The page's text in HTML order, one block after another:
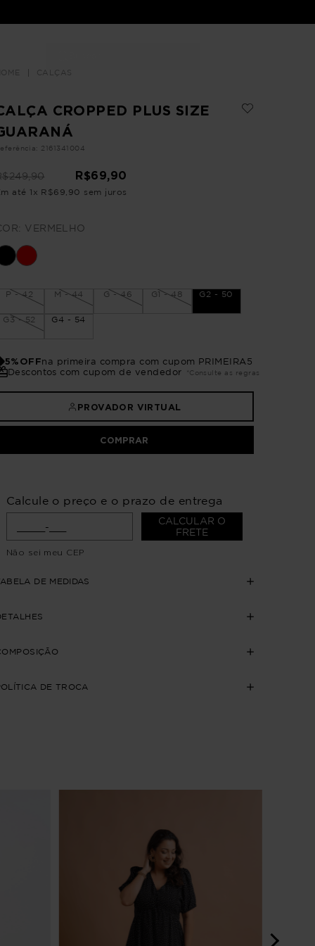
CALÇAS
CROPPED PLUS SIZE
: 2161341004
249,90 R$69,90
até 1 x R$69 90 sem juros
VERMELHO
P - 42 M - 44 G - 46 G1 - 48 G2 - 50
G3 - 52 G4 - 54
5%OFFna primeira compra com cupom PRIMEIRA5
Descontos com cupom de vendedor
*Consulte as regras
PROVADOR VIRTUAL
COMPRAR
Calcule o preço e o prazo de entrega
CALCULAR O
FRETE
Não sei meu CEP
DE MEDIDAS
DE TROCA